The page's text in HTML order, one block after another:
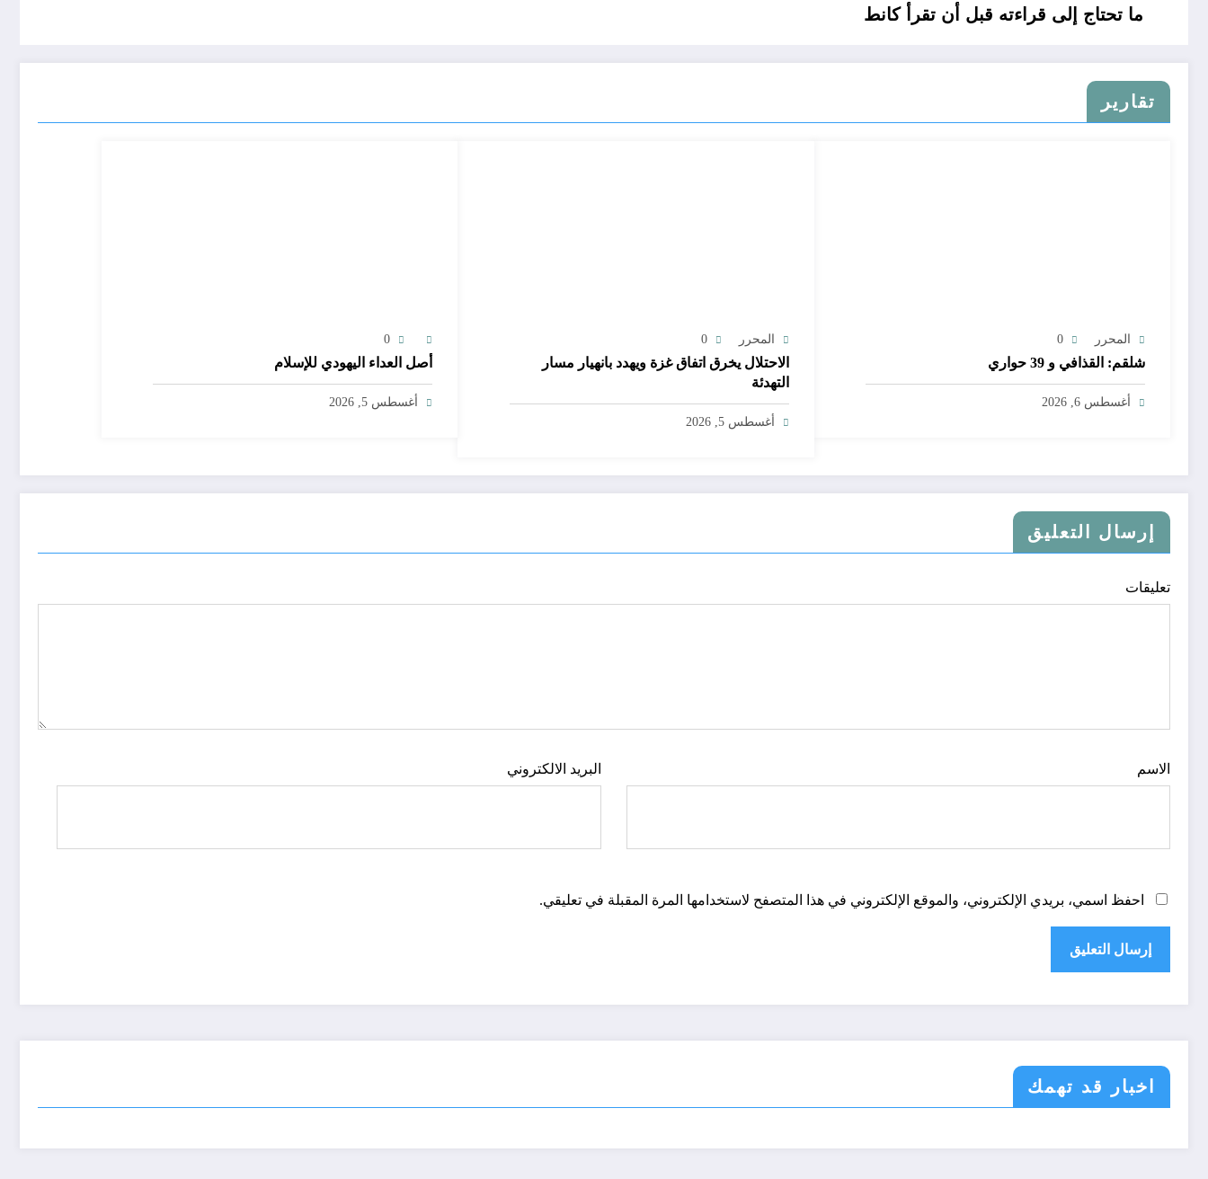
ما تحتاج إلى قراءته قبل أن تقرأ كانط
تقارير
المحرر 0
شلقم: القذافي و 39 حواري
أغسطس 6, 2026
المحرر 0
الاحتلال يخرق اتفاق غزة ويهدد بانهيار مسار
التهدئة
أغسطس 5, 2026
0
أصل العداء اليهودي للإسلام
أغسطس 5, 2026
إرسال التعليق
تعليقات
الاسم البريد الالكتروني
احفظ اسمي، بريدي الإلكتروني، والموقع الإلكتروني في هذا المتصفح لاستخدامها المرة المقبلة في تعليقي.
اخبار قد تهمك